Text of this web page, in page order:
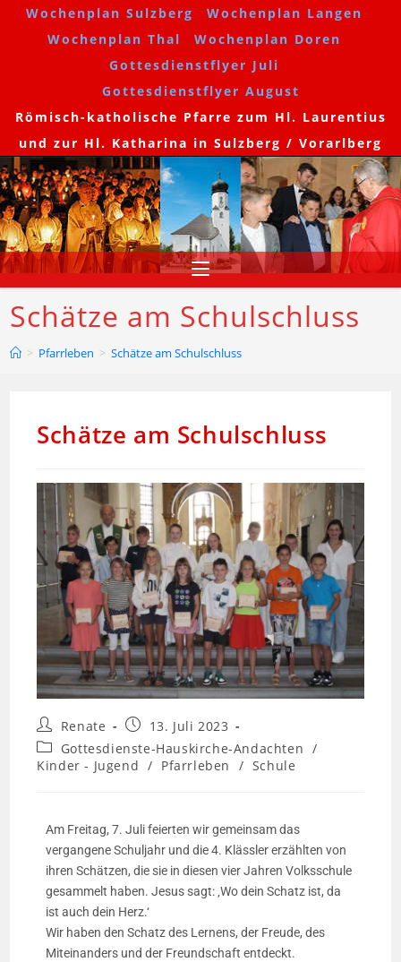
Wochenplan Sulzberg
Wochenplan Langen
Wochenplan Thal
Wochenplan Doren
Gottesdienstflyer Juli
Gottesdienstflyer August
Römisch-katholische Pfarre zum Hl. Laurentius
und zur Hl. Katharina in Sulzberg / Vorarlberg
Schätze am Schulschluss
> Pfarrleben > Schätze am Schulschluss
Schätze am Schulschluss
Renate
13. Juli 2023
Gottesdienste-Hauskirche-Andachten /
Kinder - Jugend / Pfarrleben / Schule
Am Freitag, 7. Juli feierten wir gemeinsam das
vergangene Schuljahr und die 4. Klässler erzählten von
ihren Schätzen, die sie in diesen vier Jahren Volksschule
gesammelt haben. Jesus sagt: ‚Wo dein Schatz ist, da
ist auch dein Herz.‘
Wir haben den Schatz des Lernens, der Freude, des
Miteinanders und der Freundschaft entdeckt.